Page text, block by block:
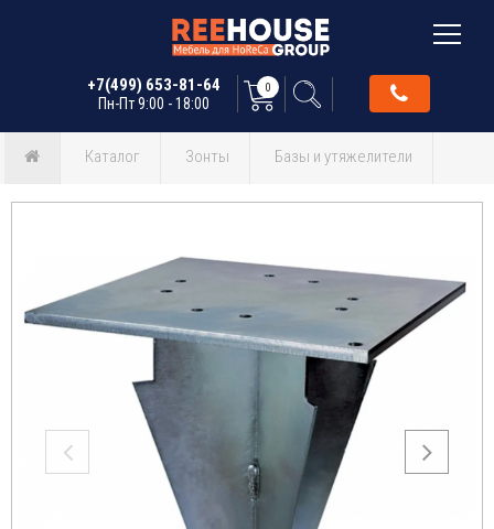
+7(499) 653-81-64
Пн-Пт 9:00 - 18:00
0
Каталог Зонты Базы и утяжелители